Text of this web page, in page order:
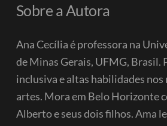
Sobre a Autora
Ana Cecília é professora na
de Minas Gerais, UFMG, Brasil.
inclusiva e altas habilidades nos
artes. Mora em Belo Horizonte
Alberto e seus dois filhos.Ama